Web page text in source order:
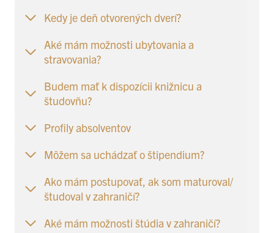
Kedy je deň otvorených dverí?
Aké mám možnosti ubytovania a
stravovania?
Budem mať k dispozícii knižnicu a
študovňu?
Profily absolventov
Môžem sa uchádzať o štipendium?
Ako mám postupovať, ak som maturoval/
študoval v zahraničí?
Aké mám možnosti štúdia v zahraničí?